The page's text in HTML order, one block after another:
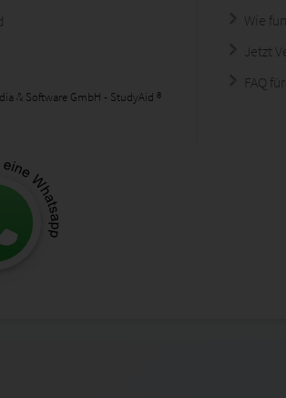
& Software GmbH - StudyAid ®
Wie
Jetzt
FAQ